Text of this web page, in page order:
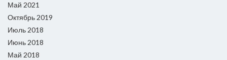
Май 2021
Октябрь 2019
Июль 2018
Июнь 2018
Май 2018